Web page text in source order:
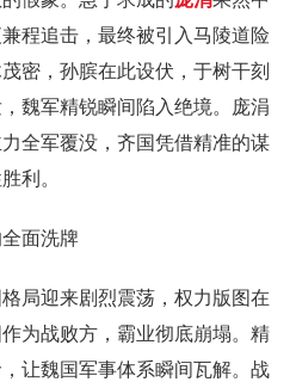
程追击，最终被引入马陵道险
密，孙膑在此设伏，于树干刻
魏军精锐瞬间陷入绝境。庞涓
全军覆没，齐国凭借精准的谋
利。
面洗牌
局迎来剧烈震荡，权力版图在
为战败方，霸业彻底崩塌。精
让魏国军事体系瞬间瓦解。战